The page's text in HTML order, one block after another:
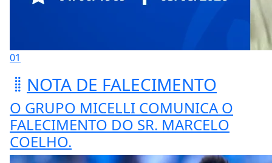
01
NOTA DE FALECIMENTO
O GRUPO MICELLI COMUNICA O
FALECIMENTO DO SR. MARCELO
COELHO.